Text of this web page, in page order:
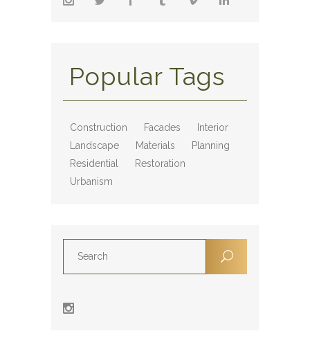
Popular Tags
Construction Facades
Interior
Landscape
Materials
Planning
Residential
Restoration
Urbanism